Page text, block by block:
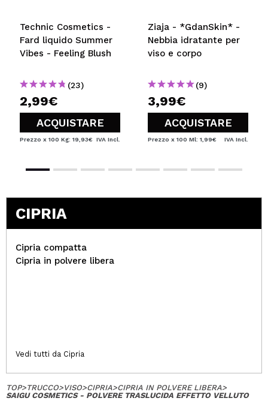
Technic Cosmetics -
Fard liquido Summer
Vibes - Feeling Blush
(23)
2,99€
ACQUISTARE
Prezzo x 100 Kg: 19,93€ IVA Incl.
Ziaja - *GdanSkin* -
Nebbia idratante per
viso e corpo
(9)
3,99€
ACQUISTARE
Prezzo x 100 Ml: 1,99€ IVA Incl.
CIPRIA
Cipria compatta
Cipria in polvere libera
Vedi tutti da Cipria
TOP>TRUCCO>VISO>CIPRIA>CIPRIA IN POLVERE LIBERA>
SAIGU COSMETICS - POLVERE TRASLUCIDA EFFETTO VELLUTO